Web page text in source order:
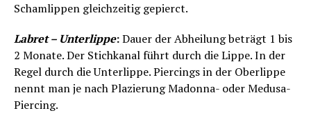
Schamlippen gleichzeitig gepierct.
Labret – Unterlippe:Dauer der Abheilung beträgt 1 bis
2 Monate. Der Stichkanal führt durch die Lippe. In der
Regel durch die Unterlippe. Piercings in der Oberlippe
nennt man je nach Plazierung Madonna- oder Medusa-
Piercing.